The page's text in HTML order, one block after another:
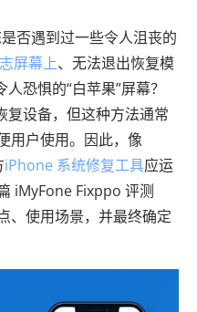
否遇到过一些令人沮丧的
屏幕上、无法退出恢复模
恐惧的“白苹果”屏幕？
复设备，但这种方法通常
用户使用。因此，像
iPhone 系统修复工具应运
iMyFone Fixppo 评测
、使用场景，并最终确定